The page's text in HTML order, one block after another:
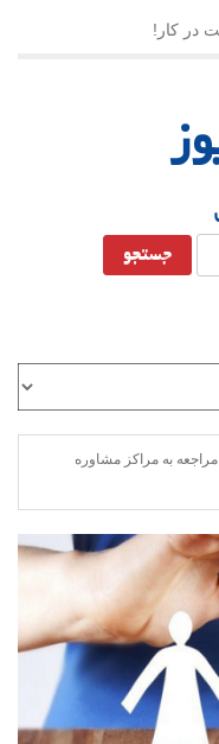
در کار!
در روزگار دشوار
۳۰درصد علت مراجعه به مراکز مشاوره